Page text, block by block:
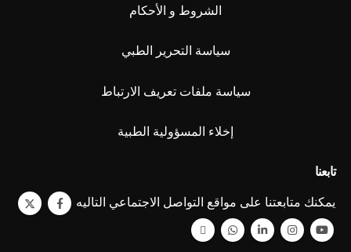
الشروط و الأحكام
سياسة التحرير الطبي
سياسة ملفات تعريف الارتباط
إخلاء المسؤولية الطبية
تابعنا
يمكنك متابعتنا على مواقع التواصل الاجتماعي التاليه